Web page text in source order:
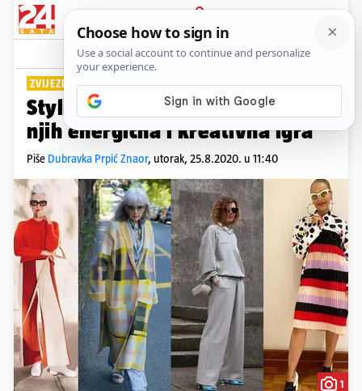
PRIJAVA
Lifestyle Komentari
ZVIJEZDE INSTAGRAMA
Stylish seniorke: Moda je za
njih energična i kreativna igra
Piše Dubravka Prpić Znaor, utorak, 25.8.2020. u 11:40
1